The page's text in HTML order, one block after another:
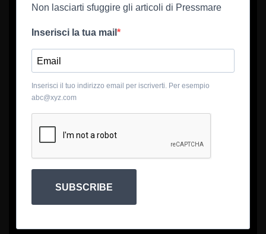
Non lasciarti sfuggire gli articoli di Pressmare
Inserisci la tua mail
Inserisci il tuo indirizzo email per iscriverti. Per esempio
abc@xyz.com
SUBSCRIBE